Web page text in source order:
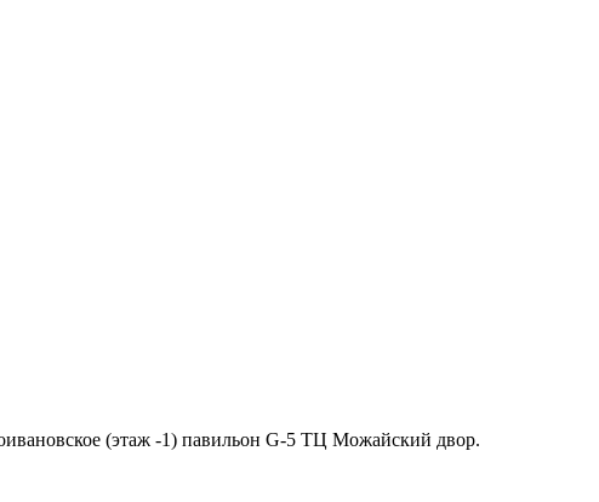
(этаж -1) павильон G-5 ТЦ Можайский двор.